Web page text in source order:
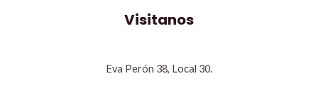
Visitanos
Eva Perón 38, Local 30.